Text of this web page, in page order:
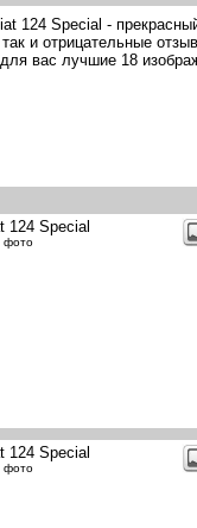
124 Special -
и отрицательные
вас лучшие 18
124 Special
фото
124 Special
фото